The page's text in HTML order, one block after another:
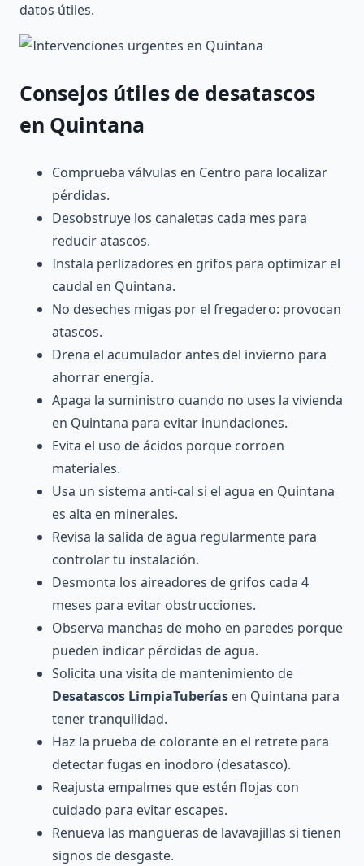
datos útiles.
Consejos útiles de desatascos
en Quintana
Comprueba válvulas en Centro para localizar
pérdidas.
Desobstruye los canaletas cada mes para
reducir atascos.
Instala perlizadores en grifos para optimizar el
caudal en Quintana.
No deseches migas por el fregadero: provocan
atascos.
Drena el acumulador antes del invierno para
ahorrar energía.
Apaga la suministro cuando no uses la vivienda
en Quintana para evitar inundaciones.
Evita el uso de ácidos porque corroen
materiales.
Usa un sistema anti-cal si el agua en Quintana
es alta en minerales.
Revisa la salida de agua regularmente para
controlar tu instalación.
Desmonta los aireadores de grifos cada 4
meses para evitar obstrucciones.
Observa manchas de moho en paredes porque
pueden indicar pérdidas de agua.
Solicita una visita de mantenimiento de
Desatascos LimpiaTuberías en Quintana para
tener tranquilidad.
Haz la prueba de colorante en el retrete para
detectar fugas en inodoro (desatasco).
Reajusta empalmes que estén flojas con
cuidado para evitar escapes.
Renueva las mangueras de lavavajillas si tienen
signos de desgaste.